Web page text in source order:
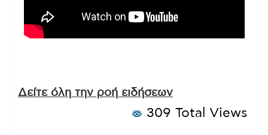
Δείτε όλη την ροή ειδήσεων
309 Total Views